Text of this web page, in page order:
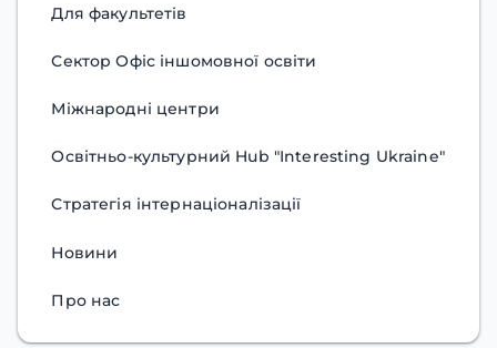
Для факультетів
Сектор Офіс іншомовної освіти
Міжнародні центри
Освітньо-культурний Hub "Interesting Ukraine"
Стратегія інтернаціоналізації
Новини
Про нас